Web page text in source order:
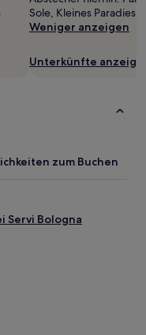
Sole, Kleines Paradies
Weniger anzeigen
Unterkünfte
zum Buchen
Servi Bologna